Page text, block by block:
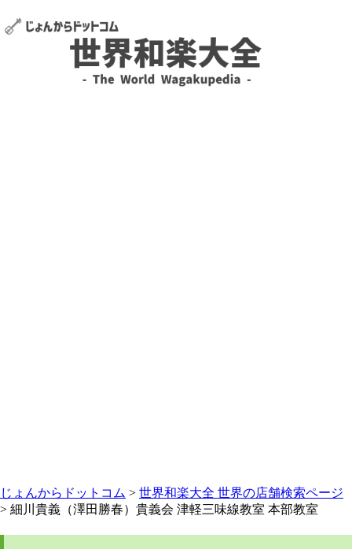
じょんからドットコム > 世界和楽大全 世界の店舗検索ページ
> 細川貴義（澤田勝春）貴義会 津軽三味線教室 本部教室